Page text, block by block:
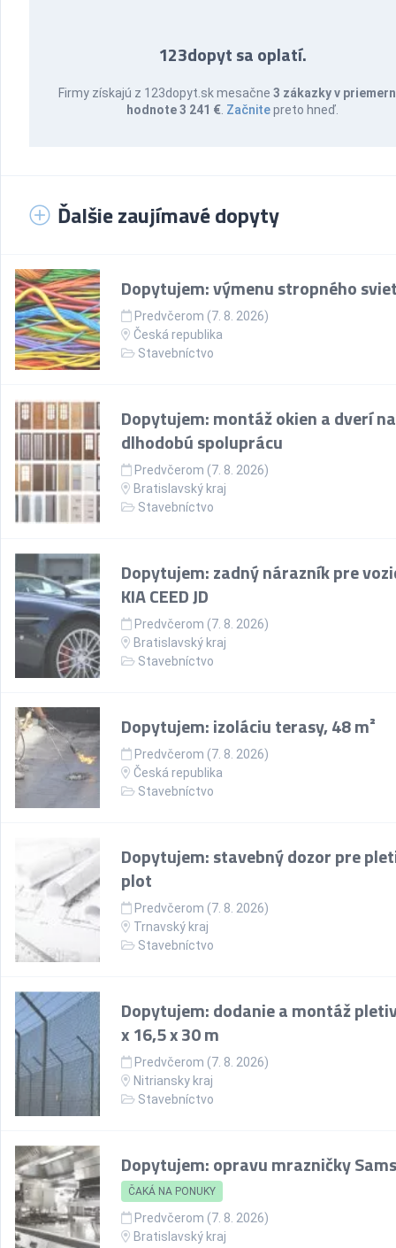
123dopyt sa oplatí.
Firmy získajú z 123dopyt.sk mesačne3 zákazky v
hodnote 3 241 € Začnitepreto hneď.
Ďalšie zaujímavé dopyty
Dopytujem: výmenu stropného
Predvčerom (7. 8. 2026)
Česká republika
Stavebníctvo
Dopytujem: montáž okien a dverí na
dlhodobú spoluprácu
Predvčerom (7. 8. 2026)
Bratislavský kraj
Stavebníctvo
Dopytujem: zadný nárazník pre
KIA CEED JD
Predvčerom (7. 8. 2026)
Bratislavský kraj
Stavebníctvo
Dopytujem: izoláciu terasy, 48 m²
Predvčerom (7. 8. 2026)
Česká republika
Stavebníctvo
Dopytujem: stavebný dozor pre
plot
Predvčerom (7. 8. 2026)
Trnavský kraj
Stavebníctvo
Dopytujem: dodanie a montáž
x 16,5 x 30 m
Predvčerom (7. 8. 2026)
Nitriansky kraj
Stavebníctvo
Dopytujem: opravu mrazničky
ČAKÁ NA PONUKY
Predvčerom (7. 8. 2026)
Bratislavský kraj